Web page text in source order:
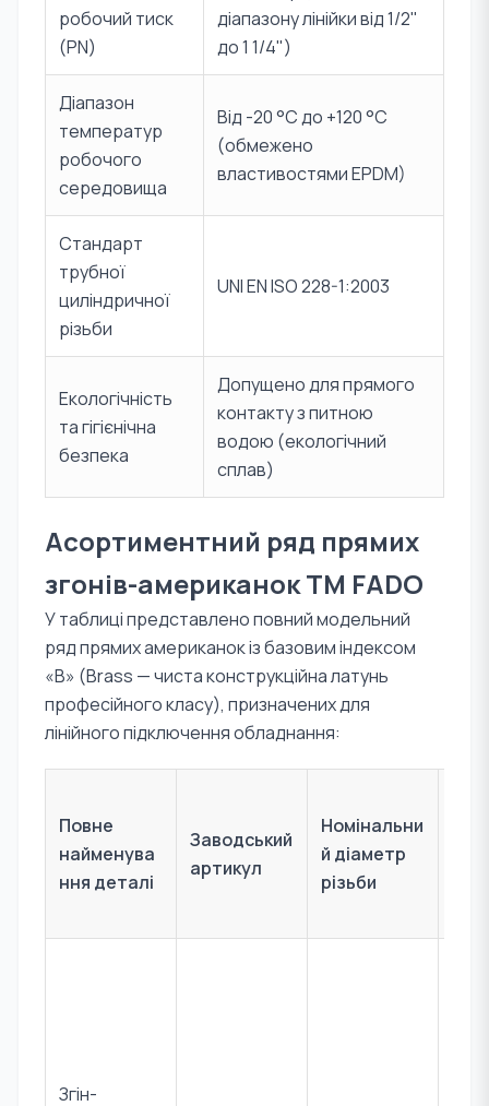
робочий тиск
(PN)
діапазону лінійки від 1/2"
до 1 1/4")
Діапазон
температур
робочого
середовища
Від -20 °C до +120 °C
(обмежено
властивостями EPDM)
Стандарт
трубної
циліндричної
різьби
UNI EN ISO 228-1:2003
Екологічність
та гігієнічна
безпека
Допущено для прямого
контакту з питною
водою (екологічний
сплав)
Асортиментний ряд прямих
згонів-американок TM FADO
У таблиці представлено повний модельний
ряд прямих американок із базовим індексом
«B» (Brass — чиста конструкційна латунь
професійного класу), призначених для
лінійного підключення обладнання:
Повне
найменува
ння деталі
Заводський
артикул
Номінальни
й діаметр
різьби
Згін-